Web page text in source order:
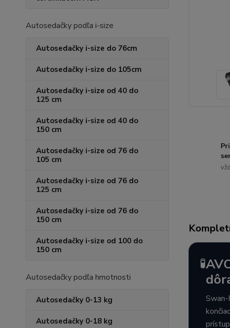
Autosedačky podľa i-size
Autosedačky i-size do 76cm
Autosedačky i-size do 105cm
Autosedačky i-size od 40 do
125 cm
Autosedačky i-size od 40 do
150 cm
Autosedačky i-size od 76 do
105 cm
Autosedačky i-size od 76 do
125 cm
Autosedačky i-size od 76 do
150 cm
Autosedačky i-size od 100 do
150 cm
Autosedačky podľa hmotnosti
Autosedačky 0-13 kg
Autosedačky 0-18 kg
🧪
Swan-